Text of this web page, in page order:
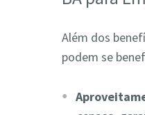
Além dos
podem se